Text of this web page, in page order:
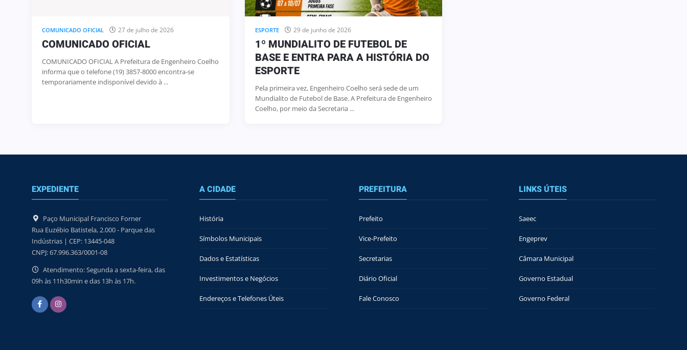
COMUNICADO OFICIAL 27 de julho de 2026
COMUNICADO OFICIAL
COMUNICADO OFICIAL A Prefeitura de Engenheiro Coelho
informa que o telefone (19) 3857-8000 encontra-se
temporariamente indisponível devido à ...
ESPORTE 29 de junho de 2026
1º MUNDIALITO DE FUTEBOL DE
BASE E ENTRA PARA A HISTÓRIA DO
ESPORTE
Pela primeira vez, Engenheiro Coelho será sede de um
Mundialito de Futebol de Base. A Prefeitura de Engenheiro
Coelho, por meio da Secretaria ...
EXPEDIENTE
Paço Municipal Francisco Forner
Rua Euzébio Batistela, 2.000 - Parque das
Indústrias | CEP: 13445-048
CNPJ: 67.996.363/0001-08
Atendimento: Segunda a sexta-feira, das
09h às 11h30min e das 13h às 17h.
A CIDADE
História
Símbolos Municipais
Dados e Estatísticas
Investimentos e Negócios
Endereços e Telefones Úteis
PREFEITURA
Prefeito
Vice-Prefeito
Secretarias
Diário Oficial
Fale Conosco
LINKS ÚTEIS
Saeec
Engeprev
Câmara Municipal
Governo Estadual
Governo Federal